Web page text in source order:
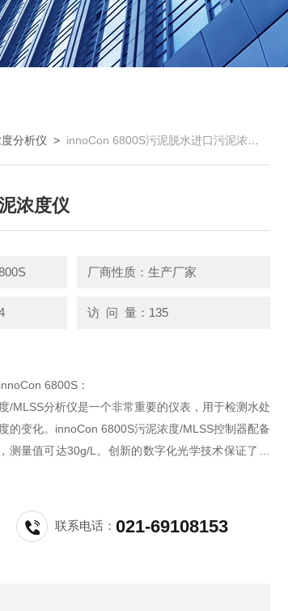
分析仪 > innoCon 6800S污泥脱水进口污泥浓度仪
浓度仪
厂商性质：生产厂家
访 问 量：135
6800S：
/MLSS分析仪是一个非常重要的仪表，用于检测水处
的变化。innoCon 6800S污泥浓度/MLSS控制器配备
测量值可达30g/L。创新的数字化光学技术保证了测
联系电话：021-69108153